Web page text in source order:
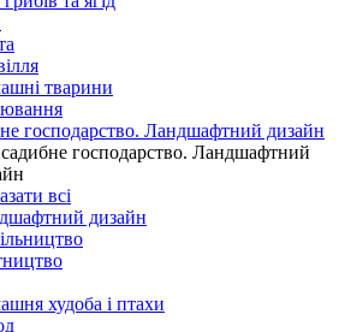
тварини
господарство. Ландшафтний дизайн
господарство. Ландшафтний
всі
дизайн
худоба і птахи